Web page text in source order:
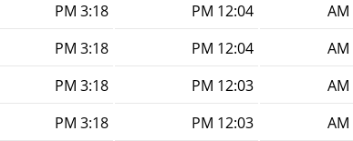
12:04 PM
3:18 PM
12:04 PM
3:18 PM
12:03 PM
3:18 PM
12:03 PM
3:18 PM